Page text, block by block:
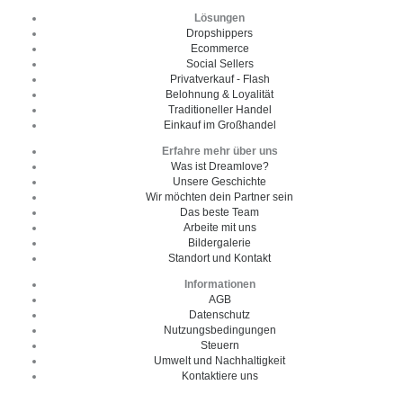
Lösungen
Dropshippers
Ecommerce
Social Sellers
Privatverkauf - Flash
Belohnung & Loyalität
Traditioneller Handel
Einkauf im Großhandel
Erfahre mehr über uns
Was ist Dreamlove?
Unsere Geschichte
Wir möchten dein Partner sein
Das beste Team
Arbeite mit uns
Bildergalerie
Standort und Kontakt
Informationen
AGB
Datenschutz
Nutzungsbedingungen
Steuern
Umwelt und Nachhaltigkeit
Kontaktiere uns